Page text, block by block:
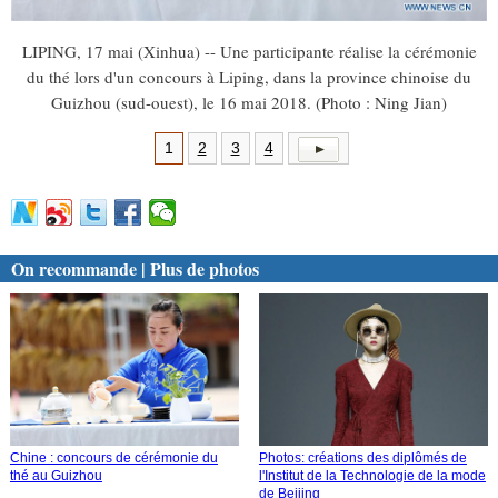
LIPING, 17 mai (Xinhua) -- Une participante réalise la cérémonie
du thé lors d'un concours à Liping, dans la province chinoise du
Guizhou (sud-ouest), le 16 mai 2018. (Photo : Ning Jian)
1 2 3 4
On recommande | Plus de photos
Chine : concours de cérémonie du
thé au Guizhou
Photos: créations des diplômés de
l'Institut de la Technologie de la mode
de Beijing